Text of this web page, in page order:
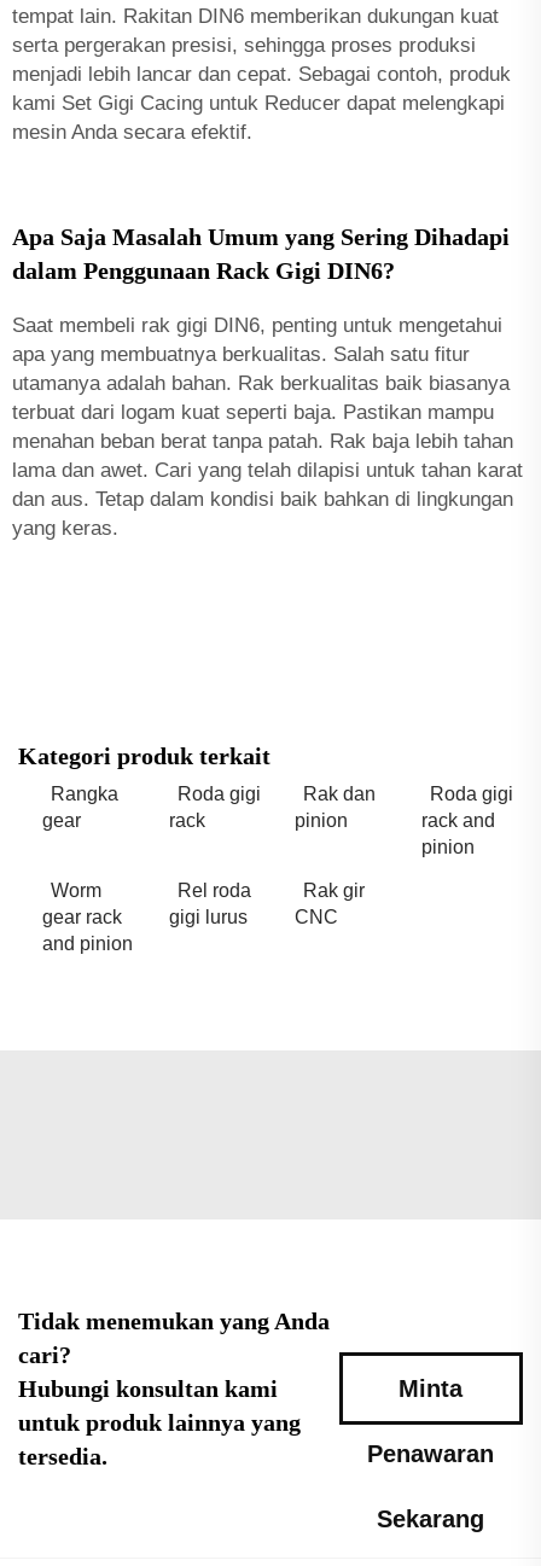
tempat lain. Rakitan DIN6 memberikan dukungan kuat
serta pergerakan presisi, sehingga proses produksi
menjadi lebih lancar dan cepat. Sebagai contoh, produk
kami Set Gigi Cacing untuk Reducer dapat melengkapi
mesin Anda secara efektif.
Apa Saja Masalah Umum yang Sering Dihadapi
dalam Penggunaan Rack Gigi DIN6?
Saat membeli rak gigi DIN6, penting untuk mengetahui
apa yang membuatnya berkualitas. Salah satu fitur
utamanya adalah bahan. Rak berkualitas baik biasanya
terbuat dari logam kuat seperti baja. Pastikan mampu
menahan beban berat tanpa patah. Rak baja lebih tahan
lama dan awet. Cari yang telah dilapisi untuk tahan karat
dan aus. Tetap dalam kondisi baik bahkan di lingkungan
yang keras.
Kategori produk terkait
Rangka
gear
Roda gigi
rack
Rak dan
pinion
Roda gigi
rack and
pinion
Worm
gear rack
and pinion
Rel roda
gigi lurus
Rak gir
CNC
Tidak menemukan yang Anda
cari?
Hubungi konsultan kami
untuk produk lainnya yang
tersedia.
Minta
Penawaran
Sekarang